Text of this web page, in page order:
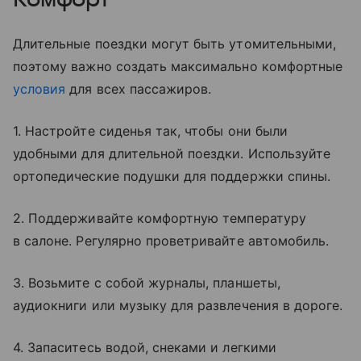
Длительные поездки могут быть утомительными,
поэтому важно создать максимально комфортные
условия для всех пассажиров.
1. Настройте сиденья так, чтобы они были
удобными для длительной поездки. Используйте
ортопедические подушки для поддержки спины.
2. Поддерживайте комфортную температуру
в салоне. Регулярно проветривайте автомобиль.
3. Возьмите с собой журналы, планшеты,
аудиокниги или музыку для развлечения в дороге.
4. Запаситесь водой, снеками и легкими